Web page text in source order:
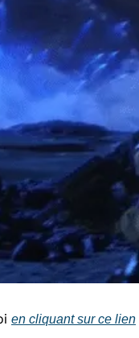
en cliquant sur ce lien